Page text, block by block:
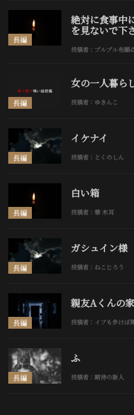
長編
絶対に食事中
を見ないで下
投稿者：プルプル布顚
長編
女の一人暮ら
投稿者：ゆきんこ
長編
イケナイ
投稿者：とくのしん
長編
白い箱
投稿者：華 木耳
長編
ガシュイン様
投稿者：ねこじろう
長編
親友Aくんの家
投稿者：イブも歩けば
長編
ふ
投稿者：期待の新人